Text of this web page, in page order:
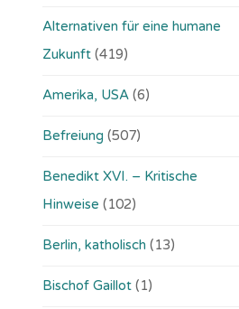
Alternativen für eine humane
Zukunft (419)
Amerika, USA (6)
Befreiung (507)
Benedikt XVI. – Kritische
Hinweise (102)
Berlin, katholisch (13)
Bischof Gaillot (1)